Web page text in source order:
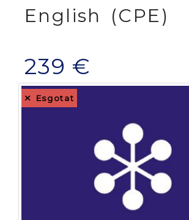
English (CPE)
239 €
Esgotat